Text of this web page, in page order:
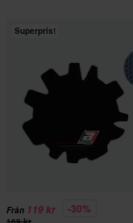
Superpris!
Från 119 kr -30%